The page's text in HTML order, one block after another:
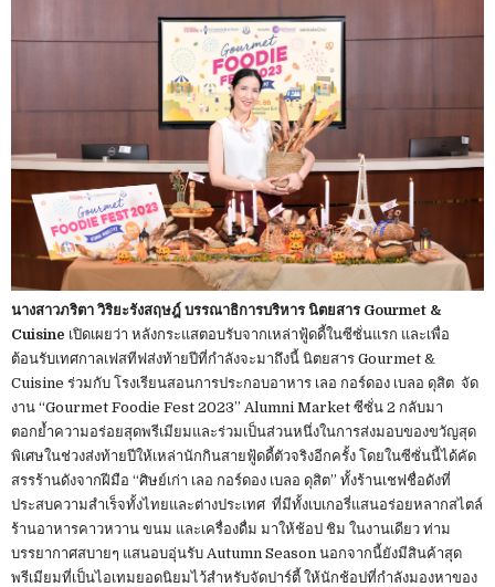
นางสาวภริตา วิริยะรังสฤษฎ์ บรรณาธิการบริหาร นิตยสาร Gourmet &
Cuisine เปิดเผยว่า หลังกระแสตอบรับจากเหล่าฟู้ดดี้ในซีซั่นแรก และเพื่อ
ต้อนรับเทศกาลเฟสทีฟส่งท้ายปีที่กำลังจะมาถึงนี้ นิตยสาร Gourmet &
Cuisine ร่วมกับ โรงเรียนสอนการประกอบอาหาร เลอ กอร์ดอง เบลอ ดุสิต จัด
งาน “Gourmet Foodie Fest 2023” Alumni Market ซีซั่น 2 กลับมา
ตอกย้ำความอร่อยสุดพรีเมียมและร่วมเป็นส่วนหนึ่งในการส่งมอบของขวัญสุด
พิเศษในช่วงส่งท้ายปีให้เหล่านักกินสายฟู้ดดี้ตัวจริงอีกครั้ง โดยในซีซั่นนี้ได้คัด
สรรร้านดังจากฝีมือ “ศิษย์เก่า เลอ กอร์ดอง เบลอ ดุสิต” ทั้งร้านเชฟชื่อดังที่
ประสบความสำเร็จทั้งไทยและต่างประเทศ ที่มีทั้งเบเกอรี่แสนอร่อยหลากสไตล์
ร้านอาหารคาวหวาน ขนม และเครื่องดื่ม มาให้ช้อป ชิม ในงานเดียว ท่าม
บรรยากาศสบายๆ แสนอบอุ่นรับ Autumn Season นอกจากนี้ยังมีสินค้าสุด
พรีเมียมที่เป็นไอเทมยอดนิยมไว้สำหรับจัดปาร์ตี้ ให้นักช้อปที่กำลังมองหาของ